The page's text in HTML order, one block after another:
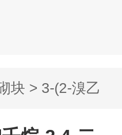
块 > 3-(2-溴乙